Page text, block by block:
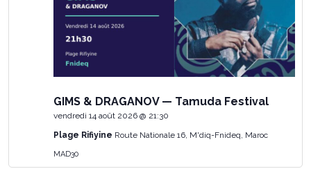
GIMS & DRAGANOV — Tamuda Festival
vendredi 14 août 2026 @ 21:30
Plage Rifiyine Route Nationale 16, M'diq-Fnideq, Maroc
MAD30